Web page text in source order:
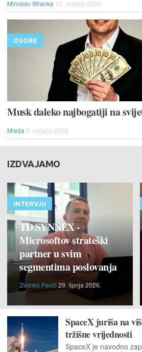
Miroslav Wranka 10. veljače 2026.
OSOBE
Musk daleko najbogatiji na
Mreža 9. veljače 2026.
IZDVAJAMO
INTERVJU
TD SYNNEX -
Microsoftov strateški
partner u svim
segmentima poslovanja
Zvonko Pavić29. lipnja 2026.
SpaceX juriša na
tržišne vrijednosti